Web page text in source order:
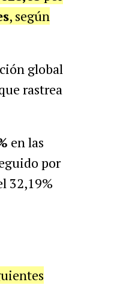
, según
global
rastrea
en las
por
32,19%